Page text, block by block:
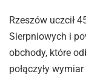
Rzeszów uczcił
Sierpniowych i
obchody, które
połączyły